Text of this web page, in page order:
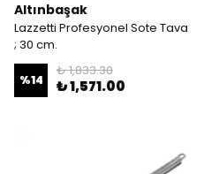
Altınbaşak
Lazzetti Profesyonel Sote Tava
; 30 cm.
%14
₺ 1,833.30
₺ 1,571.00